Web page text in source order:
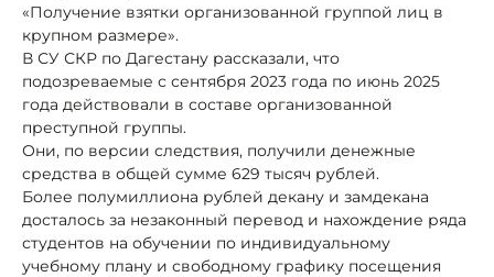
«Получение взятки организованной группой лиц в
крупном размере».
В СУ СКР по Дагестану рассказали, что
подозреваемые с сентября 2023 года по июнь 2025
года действовали в составе организованной
преступной группы.
Они, по версии следствия, получили денежные
средства в общей сумме 629 тысяч рублей.
Более полумиллиона рублей декану и замдекана
досталось за незаконный перевод и нахождение ряда
студентов на обучении по индивидуальному
учебному плану и свободному графику посещения